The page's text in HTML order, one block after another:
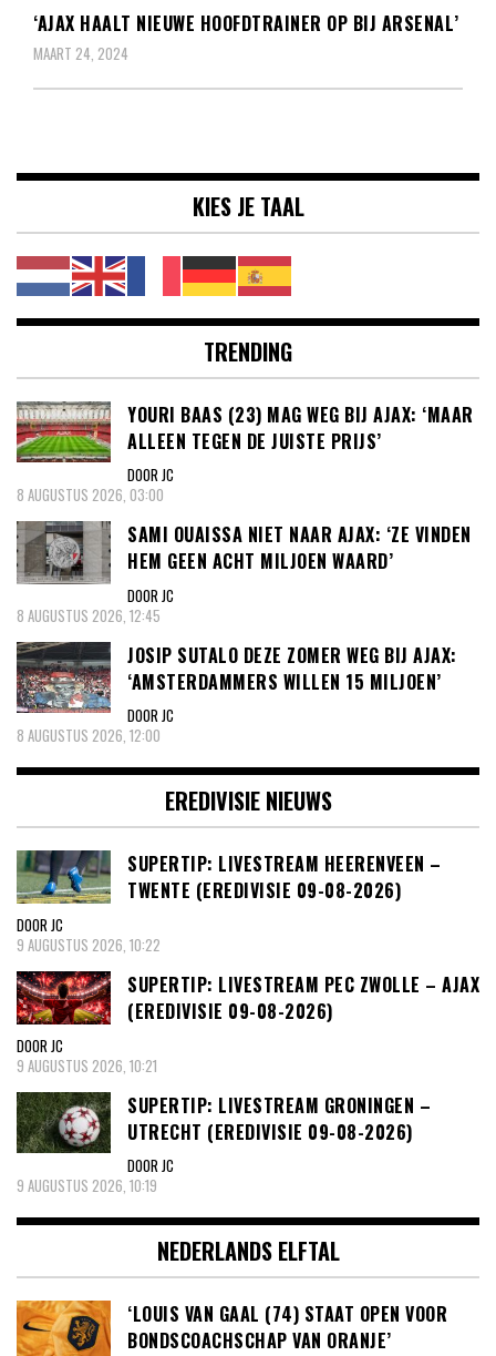
‘AJAX HAALT NIEUWE HOOFDTRAINER OP BIJ ARSENAL’
MAART 24, 2024
KIES JE TAAL
TRENDING
YOURI BAAS (23) MAG WEG BIJ AJAX: ‘MAAR
ALLEEN TEGEN DE JUISTE PRIJS’
DOOR JC
8 AUGUSTUS 2026, 03:00
SAMI OUAISSA NIET NAAR AJAX: ‘ZE VINDEN
HEM GEEN ACHT MILJOEN WAARD’
DOOR JC
8 AUGUSTUS 2026, 12:45
JOSIP SUTALO DEZE ZOMER WEG BIJ AJAX:
‘AMSTERDAMMERS WILLEN 15 MILJOEN’
DOOR JC
8 AUGUSTUS 2026, 12:00
EREDIVISIE NIEUWS
SUPERTIP: LIVESTREAM HEERENVEEN –
TWENTE (EREDIVISIE 09-08-2026)
DOOR JC
9 AUGUSTUS 2026, 10:22
SUPERTIP: LIVESTREAM PEC ZWOLLE – AJAX
(EREDIVISIE 09-08-2026)
DOOR JC
9 AUGUSTUS 2026, 10:21
SUPERTIP: LIVESTREAM GRONINGEN –
UTRECHT (EREDIVISIE 09-08-2026)
DOOR JC
9 AUGUSTUS 2026, 10:19
NEDERLANDS ELFTAL
‘LOUIS VAN GAAL (74) STAAT OPEN VOOR
BONDSCOACHSCHAP VAN ORANJE’